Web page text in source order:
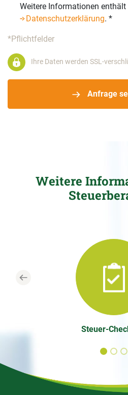
Weitere Informationen enthält
Datenschutzerklärung. *
*Pflichtfelder
Anfrage
Ihre Daten werden SSL-
Weitere
Steuer-
Previous